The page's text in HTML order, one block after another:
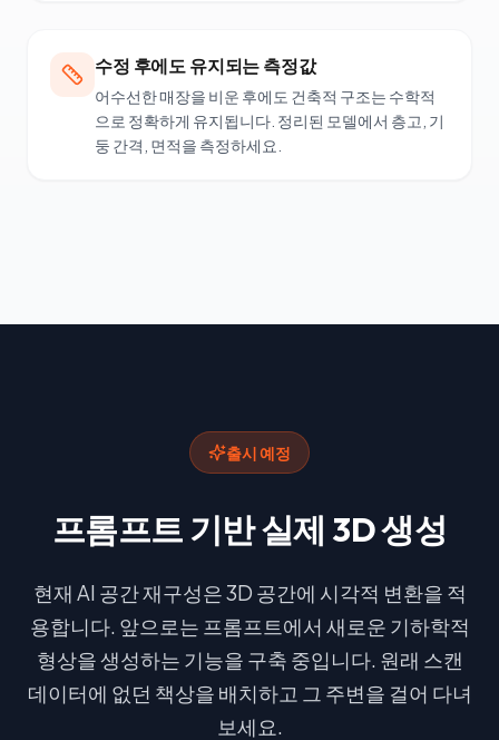
수정 후에도 유지되는 측정값
어수선한 매장을 비운 후에도 건축적 구조는 수학적
으로 정확하게 유지됩니다. 정리된 모델에서 층고, 기
둥 간격, 면적을 측정하세요.
출시 예정
프롬프트 기반 실제 3D 생성
현재 AI 공간 재구성은 3D 공간에 시각적 변환을 적
용합니다. 앞으로는 프롬프트에서 새로운 기하학적
형상을 생성하는 기능을 구축 중입니다. 원래 스캔
데이터에 없던 책상을 배치하고 그 주변을 걸어 다녀
보세요.